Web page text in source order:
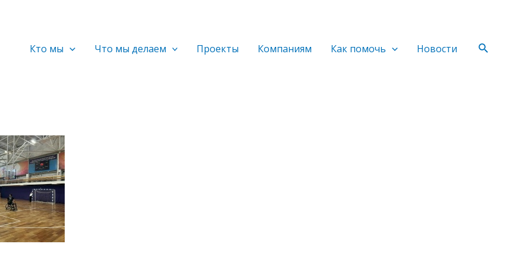
Кто мы Что мы делаем Проекты Компаниям Как помочь Новости Поиск